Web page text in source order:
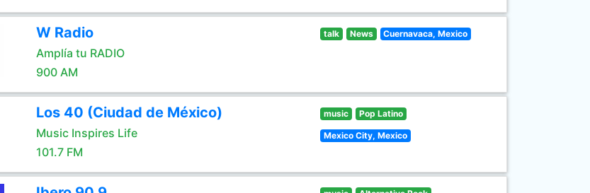
W Radio
Amplía tu RADIO
900 AM
talk News Cuernavaca, Mexico
Los 40 (Ciudad de México)
Music Inspires Life
101.7 FM
music Pop Latino
Mexico City, Mexico